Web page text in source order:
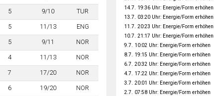
5 9/10 TUR
5 11/13 ENG
5 9/11 NOR
4 11/13 NOR
7 17/20 NOR
6 19/20 NOR
14.7. 19:36 Uhr: Energie/Form erhöhen
13.7. 03:20 Uhr: Energie/Form erhöhen
11.7. 20:23 Uhr: Energie/Form erhöhen
10.7. 21:17 Uhr: Energie/Form erhöhen
9.7. 10:02 Uhr: Energie/Form erhöhen
8.7. 19:15 Uhr: Energie/Form erhöhen
6.7. 20:32 Uhr: Energie/Form erhöhen
4.7. 17:22 Uhr: Energie/Form erhöhen
3.7. 20:01 Uhr: Energie/Form erhöhen
2.7. 07:58 Uhr: Energie/Form erhöhen